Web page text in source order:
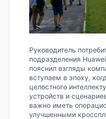
Руководитель
подразделения
пояснил взгляды
вступаем в эпоху,
целостного
устройств и
важно иметь
улучшенными